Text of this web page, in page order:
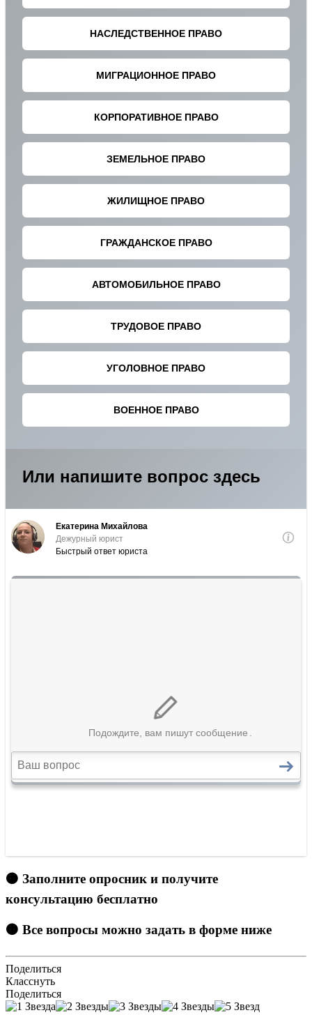
🟠 Заполните опросник и получите
консультацию бесплатно
🟠 Все вопросы можно задать в форме ниже
Поделиться
Класснуть
Поделиться